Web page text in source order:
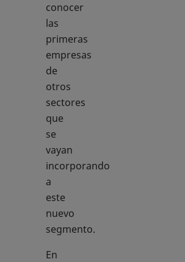
conocer
las
primeras
empresas
de
otros
sectores
que
se
vayan
incorporando
a
este
nuevo
segmento.
En